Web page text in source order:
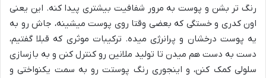
رنگ تر بشن و پوست به مرور شفافیت بیشتری پیدا کنه. این یعنی
اون کدری و خستگی که بعضی وقتا روی پوست میشینه، جاش رو به
یه پوست درخشان و پرانرژی میده. ترکیبات موثری که قبلا گفتیم،
دست به دست هم میدن تا تولید ملانین رو کنترل کنن و به بازسازی
سلولی کمک کنن، و اینجوری رنگ پوستت رو به سمت یکنواختی و